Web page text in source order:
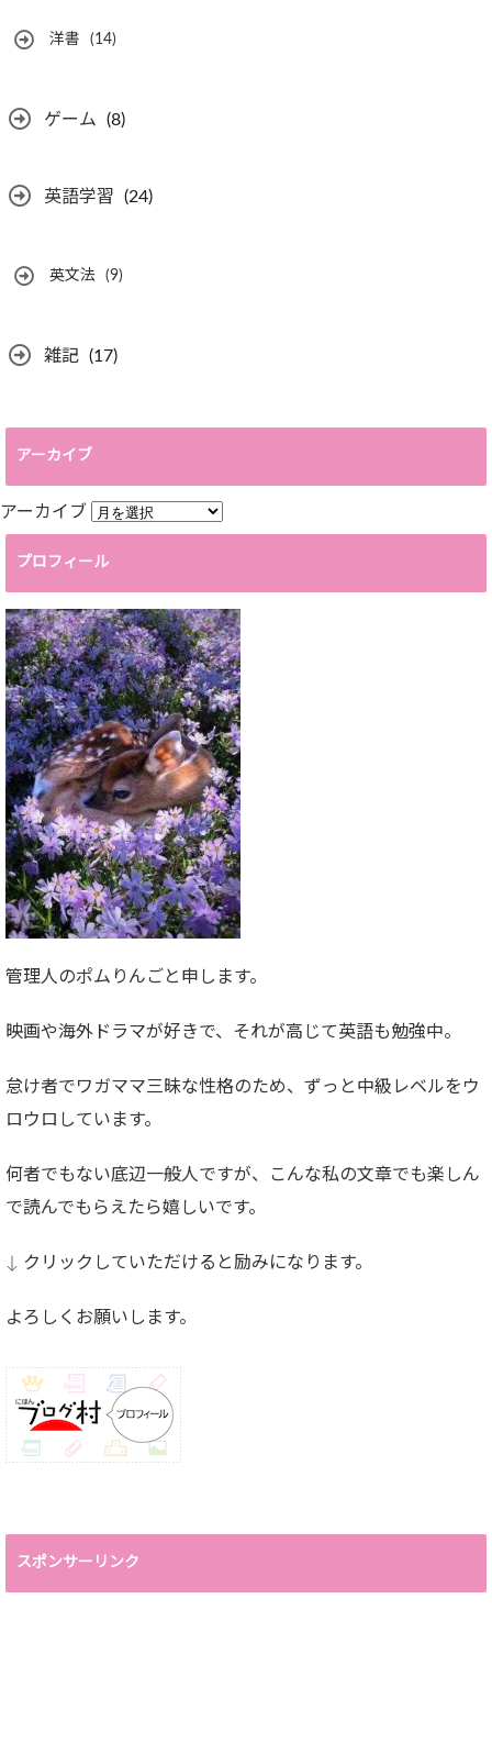
洋書 (14)
ゲーム (8)
英語学習 (24)
英文法 (9)
雑記 (17)
アーカイブ
アーカイブ
プロフィール
管理人のポムりんごと申します。
映画や海外ドラマが好きで、それが高じて英語も勉強中。
怠け者でワガママ三昧な性格のため、ずっと中級レベルをウ
ロウロしています。
何者でもない底辺一般人ですが、こんな私の文章でも楽しん
で読んでもらえたら嬉しいです。
↓ クリックしていただけると励みになります。
よろしくお願いします。
スポンサーリンク